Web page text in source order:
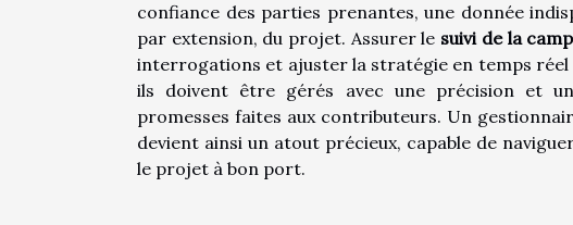
confiance des parties prenantes, une donnée
par extension, du projet. Assurer le suivi de la
interrogations et ajuster la stratégie en temps
ils doivent être gérés avec une précision et
promesses faites aux contributeurs. Un
devient ainsi un atout précieux, capable de
le projet à bon port.